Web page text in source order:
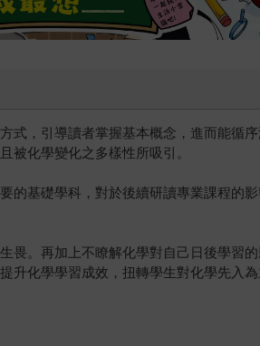
式，引導讀者掌握基本概念，進而能循
被化學變化之多樣性所吸引。
的基礎學科，對於後續研讀專業課程的
。再加上不瞭解化學對自己日後學習的
升化學學習成效，扭轉學生對化學先入